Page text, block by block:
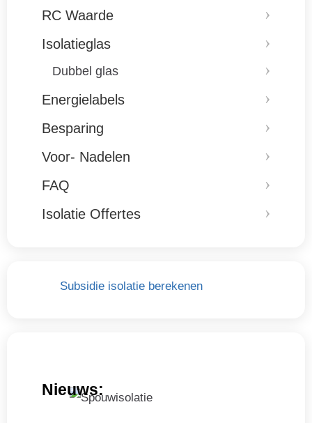
RC Waarde
Isolatieglas
Dubbel glas
Energielabels
Besparing
Voor- Nadelen
FAQ
Isolatie Offertes
Subsidie isolatie berekenen
Nieuws: